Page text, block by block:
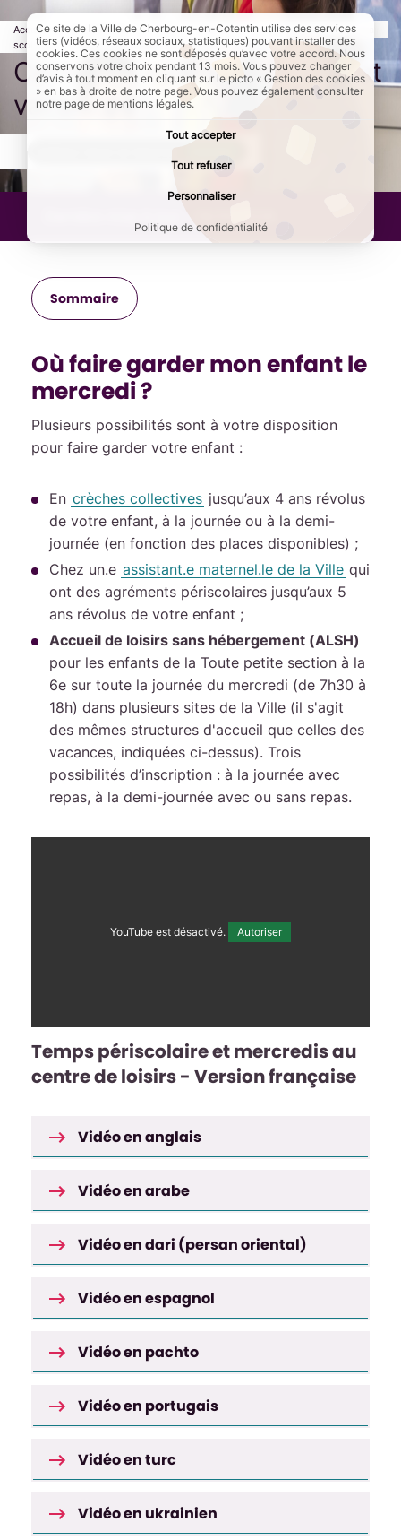
Accueil Au quotidien Enfance - Education
Les temps péri et extra
scolaires
Page active :
Centre de loisirs : mercredi et vacances
Centre de loisirs : mercredi et
vacances
Sommaire
Où faire garder mon enfant le
mercredi ?
Plusieurs possibilités sont à votre disposition
pour faire garder votre enfant :
En crèches collectives jusqu’aux 4 ans révolus
de votre enfant, à la journée ou à la demi-
journée (en fonction des places disponibles) ;
Chez un.e assistant.e maternel.le de la Ville qui
ont des agréments périscolaires jusqu’aux 5
ans révolus de votre enfant ;
Accueil de loisirs sans hébergement (ALSH)
pour les enfants de la Toute petite section à la
6e sur toute la journée du mercredi (de 7h30 à
18h) dans plusieurs sites de la Ville (il s'agit
des mêmes structures d'accueil que celles des
vacances, indiquées ci-dessus). Trois
possibilités d’inscription : à la journée avec
repas, à la demi-journée avec ou sans repas.
YouTube est désactivé. Autoriser
Temps périscolaire et mercredis au
centre de loisirs - Version française
Vidéo en anglais
Vidéo en arabe
Vidéo en dari (persan oriental)
Vidéo en espagnol
Vidéo en pachto
Vidéo en portugais
Vidéo en turc
Vidéo en ukrainien
Ce site de la Ville de Cherbourg-en-Cotentin utilise des services
tiers (vidéos, réseaux sociaux, statistiques) pouvant installer des
cookies. Ces cookies ne sont déposés qu’avec votre accord. Nous
conservons votre choix pendant 13 mois. Vous pouvez changer
d’avis à tout moment en cliquant sur le picto « Gestion des cookies
» en bas à droite de notre page. Vous pouvez également consulter
notre page de mentions légales.
Tout accepter
Tout refuser
Personnaliser
Politique de confidentialité